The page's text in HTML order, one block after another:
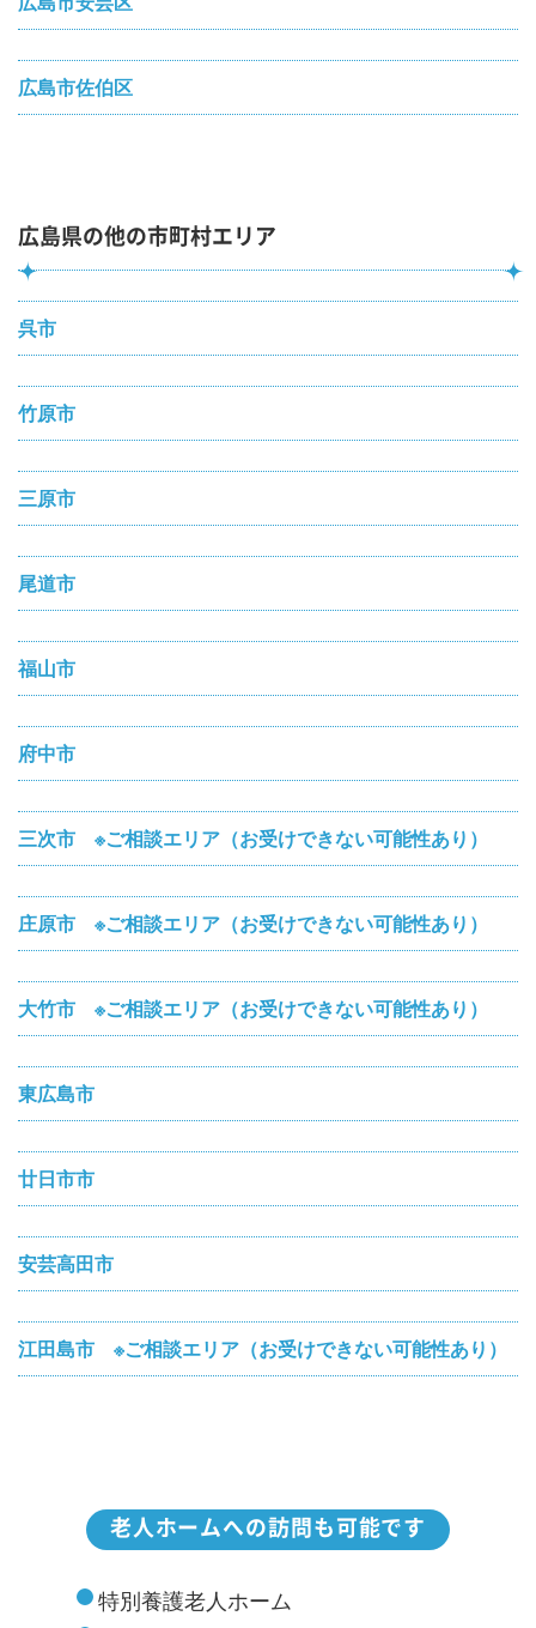
広島市佐伯区
広島県の他の市町村エリア
呉市
竹原市
三原市
尾道市
福山市
府中市
三次市 ※ご相談エリア（お受けできない可能性あり）
庄原市 ※ご相談エリア（お受けできない可能性あり）
大竹市 ※ご相談エリア（お受けできない可能性あり）
東広島市
廿日市市
安芸高田市
江田島市 ※ご相談エリア（お受けできない可能性あり）
老人ホームへの訪問も可能です
特別養護老人ホーム